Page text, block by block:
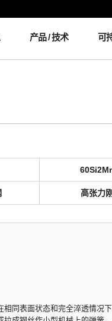
产品 / 技术 可
高张力刚
同表面状态和完全淬透情